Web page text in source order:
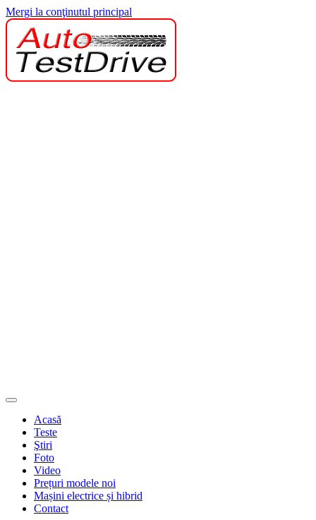
Mergi la conţinutul principal
Acasă
Teste
Ştiri
Foto
Video
Prețuri modele noi
Mașini electrice și hibrid
Contact